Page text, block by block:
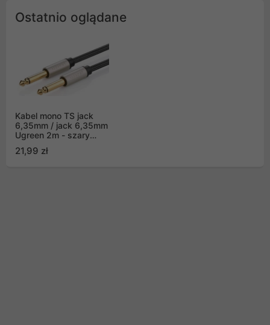
Ostatnio oglądane
Kabel mono TS jack
6,35mm / jack 6,35mm
Ugreen 2m - szary
21,99 zł